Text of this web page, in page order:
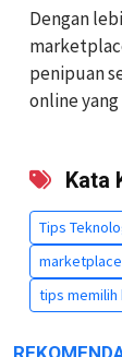
Dengan
penipuan
online
Kata
Tips
tips